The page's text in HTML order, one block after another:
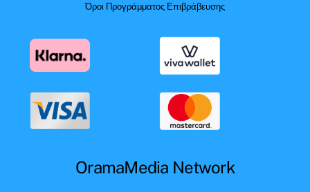
Όροι Προγράμματος Επιβράβευσης
OramaMedia Network